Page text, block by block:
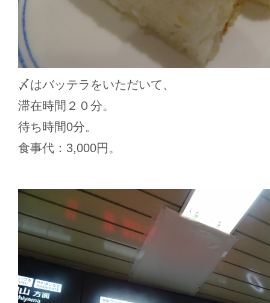
〆はバッテラをいただいて、
滞在時間２０分。
待ち時間0分。
食事代：3,000円。